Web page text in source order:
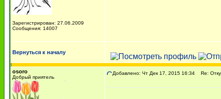
Зарегистрирован: 27.06.2009
Сообщения: 14007
Вернуться к началу
osoro
Добрый приятель
Добавлено: Чт Дек 17, 2015 16:34 Re: